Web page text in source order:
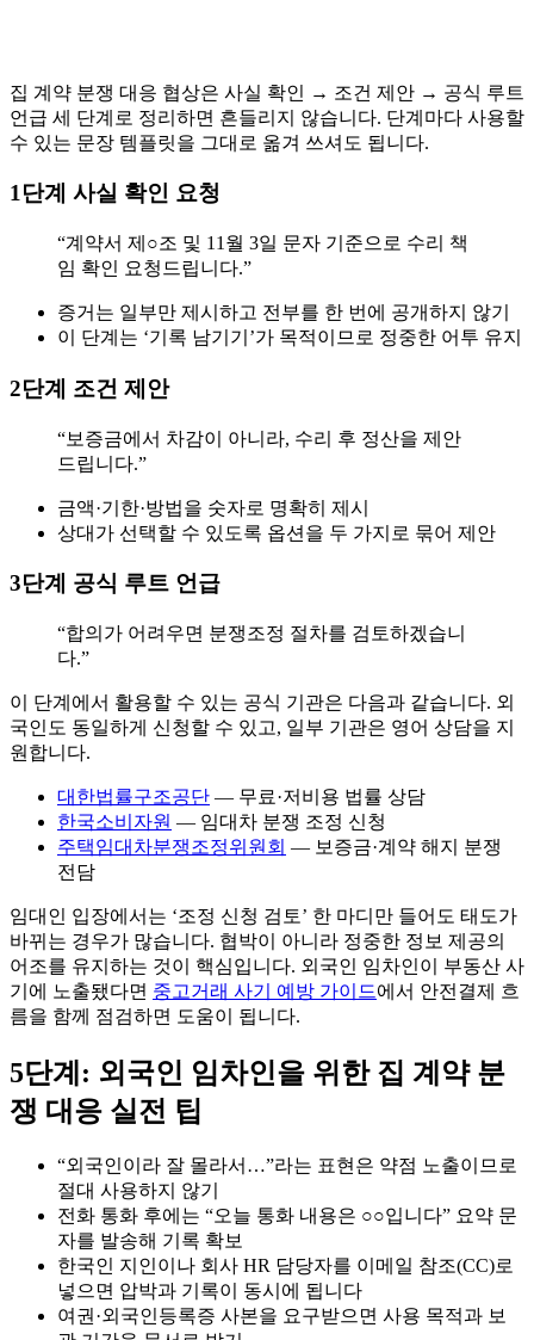
집 계약 분쟁 대응 협상은 사실 확인 → 조건 제안 → 공식 루트
언급 세 단계로 정리하면 흔들리지 않습니다. 단계마다 사용할
수 있는 문장 템플릿을 그대로 옮겨 쓰셔도 됩니다.
1단계 사실 확인 요청
“계약서 제○조 및 11월 3일 문자 기준으로 수리 책
임 확인 요청드립니다.”
증거는 일부만 제시하고 전부를 한 번에 공개하지 않기
이 단계는 ‘기록 남기기’가 목적이므로 정중한 어투 유지
2단계 조건 제안
“보증금에서 차감이 아니라, 수리 후 정산을 제안
드립니다.”
금액·기한·방법을 숫자로 명확히 제시
상대가 선택할 수 있도록 옵션을 두 가지로 묶어 제안
3단계 공식 루트 언급
“합의가 어려우면 분쟁조정 절차를 검토하겠습니
다.”
이 단계에서 활용할 수 있는 공식 기관은 다음과 같습니다. 외
국인도 동일하게 신청할 수 있고, 일부 기관은 영어 상담을 지
원합니다.
대한법률구조공단 — 무료·저비용 법률 상담
한국소비자원 — 임대차 분쟁 조정 신청
주택임대차분쟁조정위원회 — 보증금·계약 해지 분쟁
전담
임대인 입장에서는 ‘조정 신청 검토’ 한 마디만 들어도 태도가
바뀌는 경우가 많습니다. 협박이 아니라 정중한 정보 제공의
어조를 유지하는 것이 핵심입니다. 외국인 임차인이 부동산 사
기에 노출됐다면 중고거래 사기 예방 가이드에서 안전결제 흐
름을 함께 점검하면 도움이 됩니다.
5단계: 외국인 임차인을 위한 집 계약 분
쟁 대응 실전 팁
“외국인이라 잘 몰라서…”라는 표현은 약점 노출이므로
절대 사용하지 않기
전화 통화 후에는 “오늘 통화 내용은 ○○입니다” 요약 문
자를 발송해 기록 확보
한국인 지인이나 회사 HR 담당자를 이메일 참조(CC)로
넣으면 압박과 기록이 동시에 됩니다
여권·외국인등록증 사본을 요구받으면 사용 목적과 보